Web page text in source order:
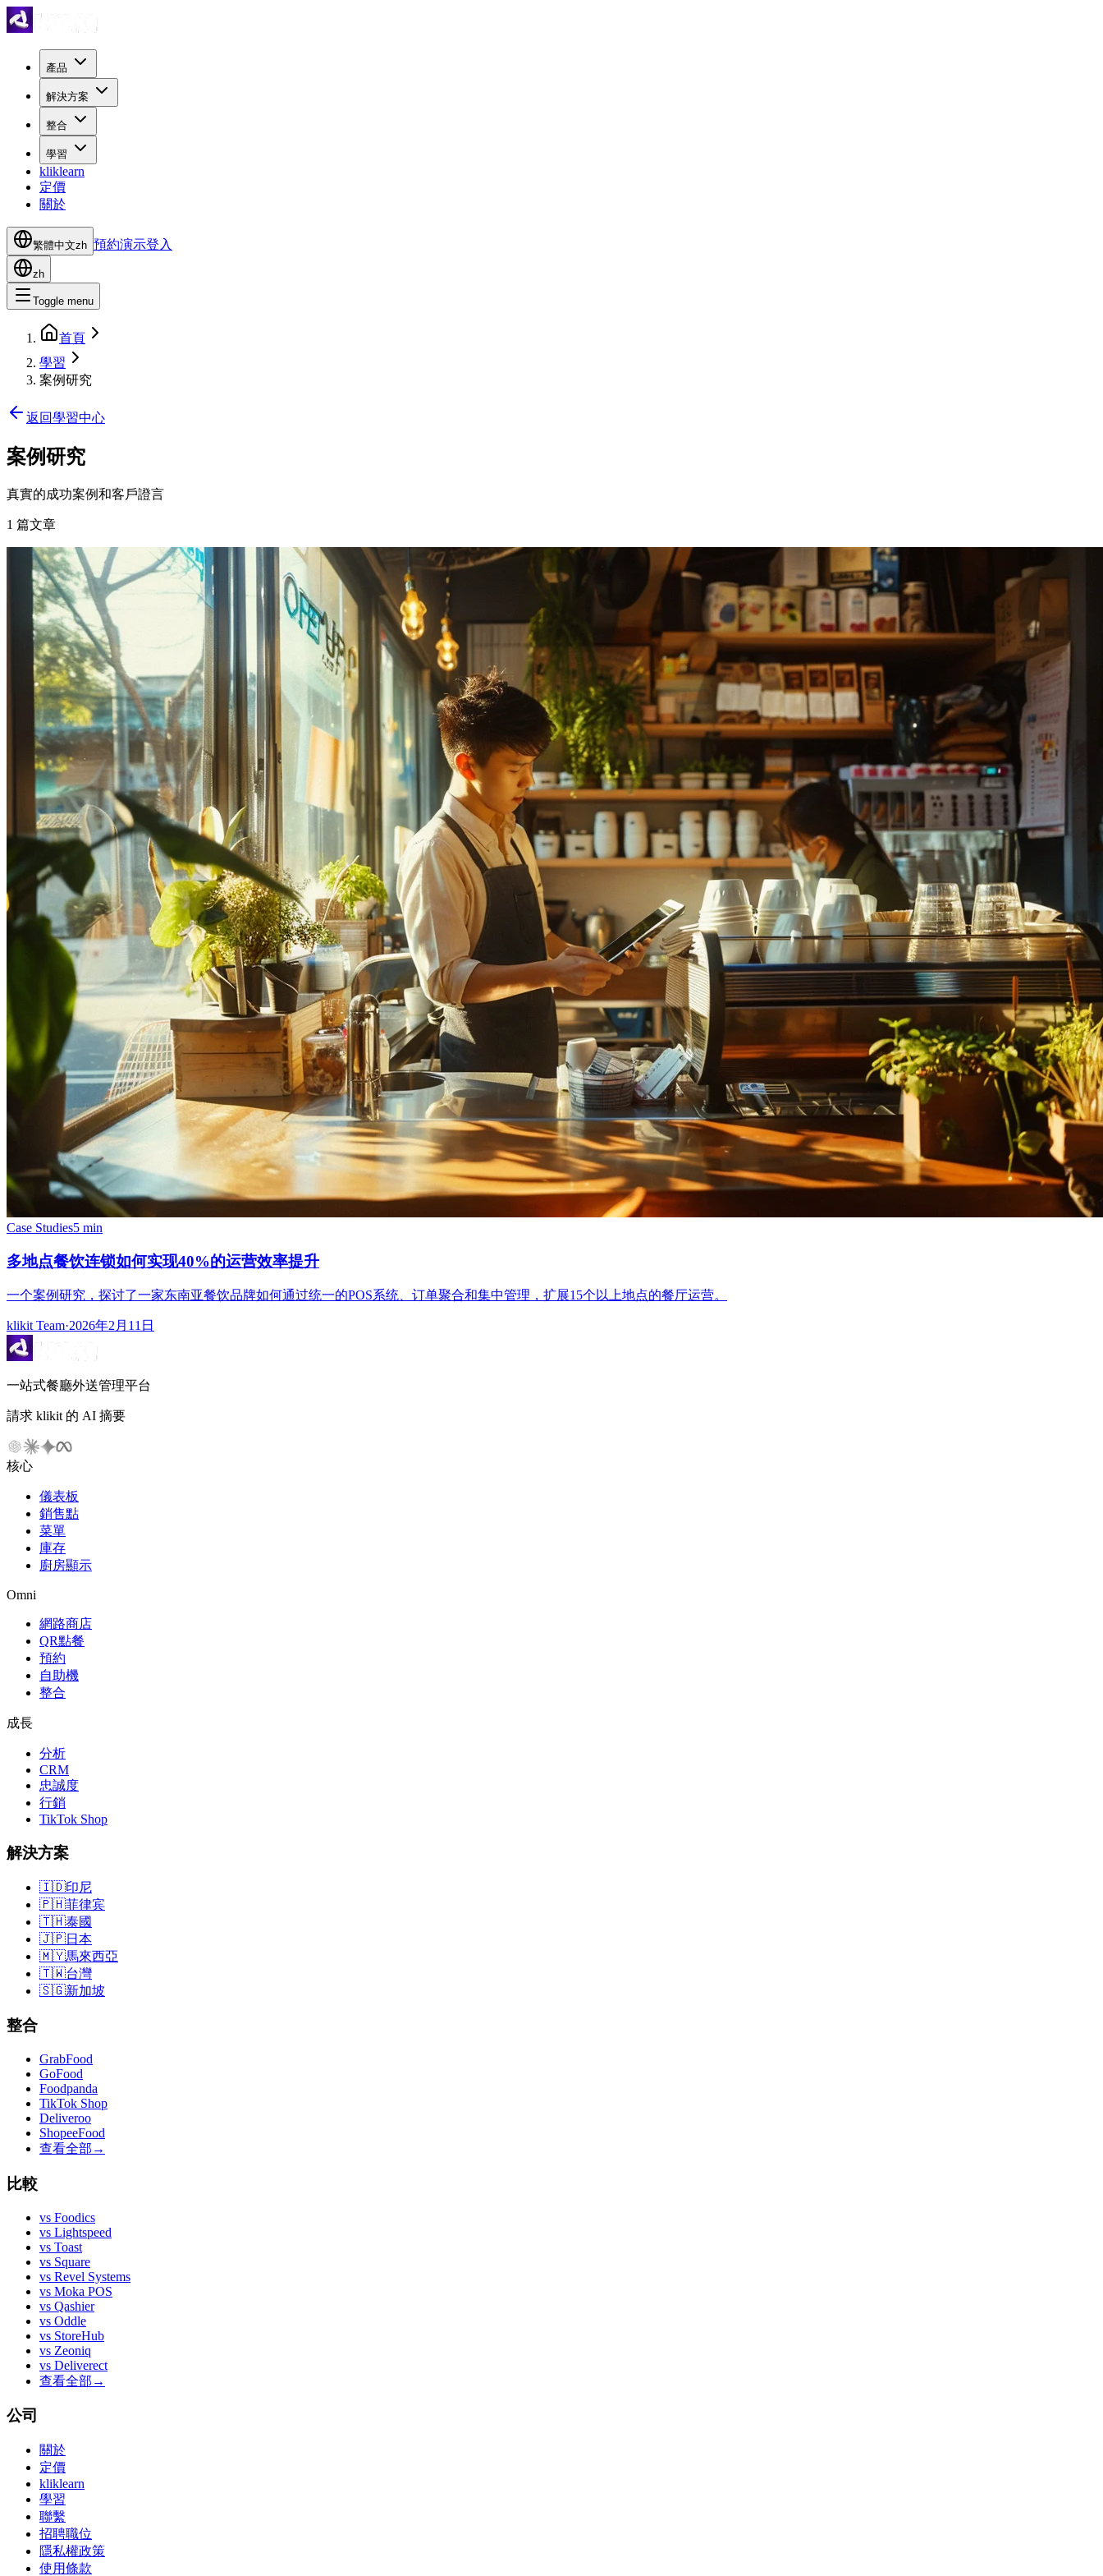
產品
解決方案
整合
學習
kliklearn
定價
關於
繁體中文zh 預約演示登入
zh
Toggle menu
首頁
學習
案例研究
返回學習中心
案例研究
真實的成功案例和客戶證言
1 篇文章
Case Studies5 min
多地点餐饮连锁如何实现40%的运营效率提升
一个案例研究，探讨了一家东南亚餐饮品牌如何通过统一的POS系统、订单聚合和集中管理，扩展15个以上地点的餐厅运营。
klikit Team·2026年2月11日
一站式餐廳外送管理平台
請求 klikit 的 AI 摘要
核心
儀表板
銷售點
菜單
庫存
廚房顯示
Omni
網路商店
QR點餐
預約
自助機
整合
成長
分析
CRM
忠誠度
行銷
TikTok Shop
解決方案
🇮🇩印尼
🇵🇭菲律宾
🇹🇭泰國
🇯🇵日本
🇲🇾馬來西亞
🇹🇼台灣
🇸🇬新加坡
整合
GrabFood
GoFood
Foodpanda
TikTok Shop
Deliveroo
ShopeeFood
查看全部 →
比較
vs Foodics
vs Lightspeed
vs Toast
vs Square
vs Revel Systems
vs Moka POS
vs Qashier
vs Oddle
vs StoreHub
vs Zeoniq
vs Deliverect
查看全部 →
公司
關於
定價
kliklearn
學習
聯繫
招聘職位
隱私權政策
使用條款